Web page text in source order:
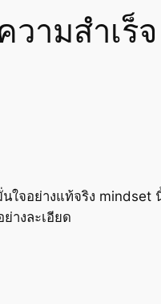
ามสำเร็จ
ใจอย่างแท้จริง mindset
างละเอียด